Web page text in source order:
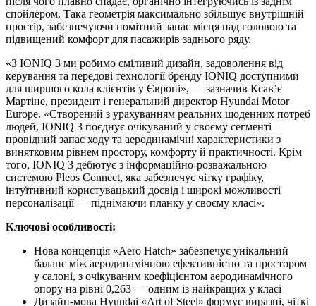
спойлером. Така геометрія максимально збільшує внутрішній
простір, забезпечуючи помітний запас місця над головою та
підвищений комфорт для пасажирів заднього ряду.
«З IONIQ 3 ми робимо сміливий дизайн, задоволення від
керування та передові технології бренду IONIQ доступними
для ширшого кола клієнтів у Європі», — зазначив Ксав’є
Мартіне, президент і генеральний директор Hyundai Motor
Europe. «Створений з урахуванням реальних щоденних потреб
людей, IONIQ 3 поєднує очікуваний у своєму сегменті
провідний запас ходу та аеродинамічні характеристики з
винятковим рівнем простору, комфорту й практичності. Крім
того, IONIQ 3 дебютує з інформаційно-розважальною
системою Pleos Connect, яка забезпечує чітку графіку,
інтуїтивний користувацький досвід і широкі можливості
персоналізації — піднімаючи планку у своєму класі».
Ключові особливості:
Нова концепція «Aero Hatch» забезпечує унікальний
баланс між аеродинамічною ефективністю та простором
у салоні, з очікуваним коефіцієнтом аеродинамічного
опору на рівні 0,263 — одним із найкращих у класі
Дизайн-мова Hyundai «Art of Steel» формує виразні, чіткі